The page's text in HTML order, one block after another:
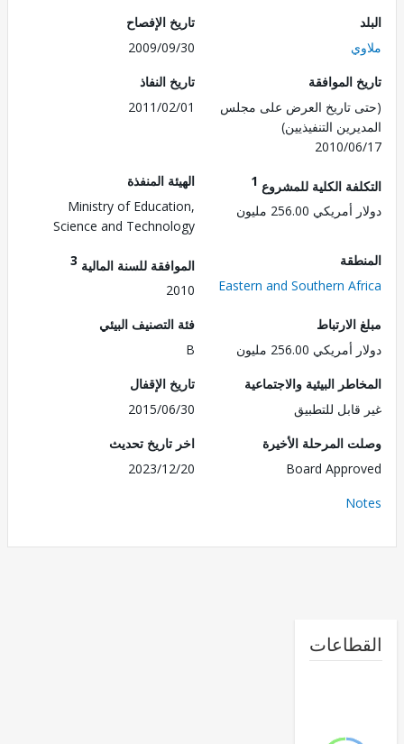
تاريخ الإفصاح
2009/09/30
الموافقة
تاريخ العرض على مجلس
التنفيذيين)
2010/
تاريخ النفاذ
2011/02/01
الكلية للمشروع1
256.00 مليون
الهيئة المنفذة
Ministry of Education,
Science and Technology
Eastern and Southern
الموافقة للسنة المالية3
2010
256.00 مليون
فئة التصنيف البيئي
B
البيئية والاجتماعية
للتطبيق
تاريخ الإقفال
2015/06/30
المرحلة الأخيرة
Board
اخر تاريخ تحديث
2023/12/20